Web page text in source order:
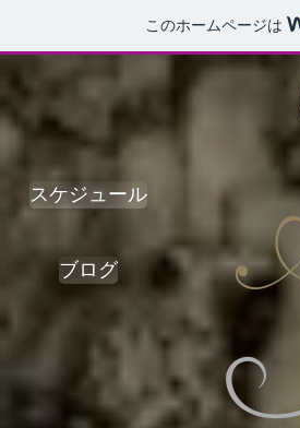
このホームページは
スケジュール
ブログ